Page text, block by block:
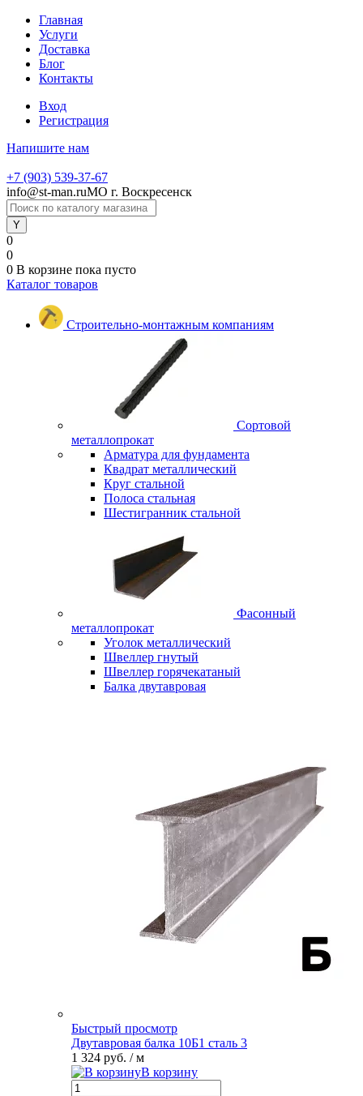
Главная
Услуги
Доставка
Блог
Контакты
Вход
Регистрация
Напишите нам
+7 (903) 539-37-67
info@st-man.ruМО г. Воскресенск
0
0
0 В корзине пока пусто
Каталог товаров
Строительно-монтажным компаниям
Сортовой
металлопрокат
Арматура для фундамента
Квадрат металлический
Круг стальной
Полоса стальная
Шестигранник стальной
Фасонный
металлопрокат
Уголок металлический
Швеллер гнутый
Швеллер горячекатаный
Балка двутавровая
Быстрый просмотр
Двутавровая балка 10Б1 сталь 3
1 324 руб. / м
В корзину